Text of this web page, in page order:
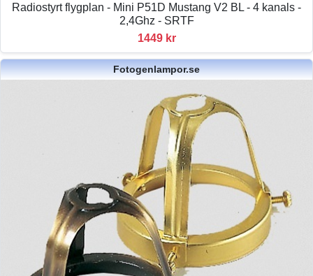
Radiostyrt flygplan - Mini P51D Mustang V2 BL - 4 kanals -
2,4Ghz - SRTF
1449 kr
Fotogenlampor.se